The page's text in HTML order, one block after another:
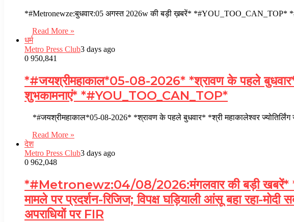
*#Metronewze:बुधवार:05 अगस्त 2026w की बड़ी ख़बरें* *#YOU_TOO_CAN_TOP*
Read More »
धर्म
Metro Press Club3 days ago
0 950,841
*#जयश्रीमहाकाल*05-08-2026* *श्रावण के पहले बुधवार*
शुभकामनाएं* *#YOU_TOO_CAN_TOP*
*#जयश्रीमहाकाल*05-08-2026* *श्रावण के पहले बुधवार* *श्री महाकालेश्वर
Read More »
देश
Metro Press Club3 days ago
0 962,048
*#Metronewz:04/08/2026:मंगलवार की बड़ी खबरें*
मामले पर प्रदर्शन-रिजिज; विपक्ष घड़ियाली आंसू बहा रहा-
अपराधियों पर FIR